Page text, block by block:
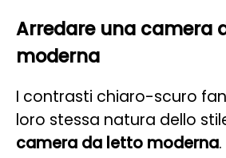
Arredare una camera
moderna
I contrasti chiaro-scuro
loro stessa natura dello
camera da letto moderna